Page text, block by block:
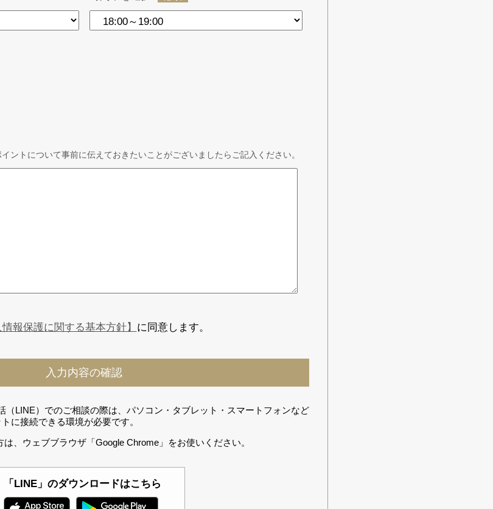
ントについて事前に伝えておきたいことがございましたらご記入ください。
情報保護に関する基本方針】 に同意します。
LINE）でのご相談の際は、パソコン・タブレット・スマートフォンなど
に接続できる環境が必要です。
、ウェブブラウザ「Google Chrome」をお使いください。
「LINE」のダウンロードはこちら